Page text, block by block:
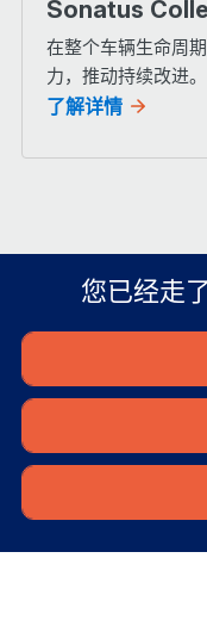
Sonatus
在整个车辆生命周
力，推动持续改进。
了解详情
您已经走